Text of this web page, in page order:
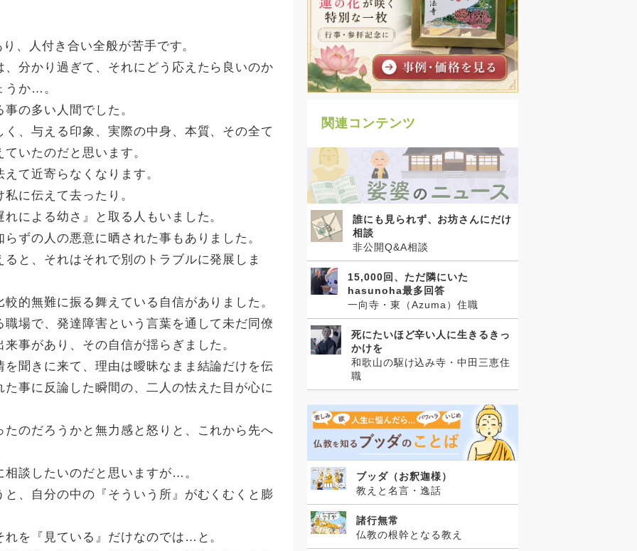
、人付き合い全般が苦手です。
分かり過ぎて、それにどう応えたら良いのか
うか…。
の多い人間でした。
、与える印象、実際の中身、本質、その全て
いたのだと思います。
て近寄らなくなります。
に伝えて去ったり。
による幼さ』と取る人もいました。
ずの人の悪意に晒された事もありました。
と、それはそれで別のトラブルに発展しま
的無難に振る舞えている自信がありました。
場で、発達障害という言葉を通して未だ同僚
事があり、その自信が揺らぎました。
聞きに来て、理由は曖昧なまま結論だけを伝
事に反論した瞬間の、二人の怯えた目が心に
のだろうかと無力感と怒りと、これから先へ
談したいのだと思いますが…。
、自分の中の『そういう所』がむくむくと膨
を『見ている』だけなのでは…と。
関連コンテンツ
誰にも見られず、お坊さんにだけ
相談
非公開Q&A相談
15,000回、ただ隣にいた
hasunoha最多回答
一向寺・東（Azuma）住職
死にたいほど辛い人に生きるきっ
かけを
和歌山の駆け込み寺・中田三恵住
職
ブッダ（お釈迦様）
教えと名言・逸話
諸行無常
仏教の根幹となる教え